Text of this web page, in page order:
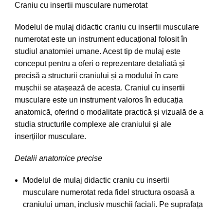
Craniu cu insertii musculare numerotat
Modelul de mulaj didactic craniu cu insertii musculare
numerotateste un instrument educațional folosit în
studiul anatomiei umane. Acest tip de mulaj este
conceput pentru a oferi o reprezentare detaliată și
precisă a structurii craniului și a modului în care
mușchii se atașează de acesta. Craniul cu insertii
musculare este un instrument valoros în educația
anatomică, oferind o modalitate practică și vizuală de a
studia structurile complexe ale craniului și ale
inserțiilor musculare.
Detalii anatomice precise
Modelul de mulaj didactic craniu cu insertii
musculare numerotatreda fidel structura osoasă a
craniului uman, inclusiv muschii faciali. Pe suprafața